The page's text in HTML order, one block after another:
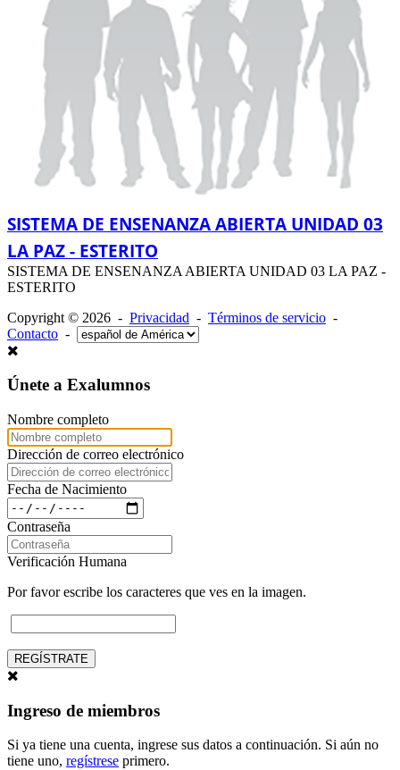
SISTEMA DE ENSENANZA ABIERTA UNIDAD 03
LA PAZ - ESTERITO
SISTEMA DE ENSENANZA ABIERTA UNIDAD 03 LA PAZ -
ESTERITO
Copyright © 2026 - Privacidad - Términos de servicio -
Contacto -
Únete a Exalumnos
Nombre completo
Dirección de correo electrónico
Fecha de Nacimiento
Contraseña
Verificación Humana
Por favor escribe los caracteres que ves en la imagen.
REGÍSTRATE
Ingreso de miembros
Si ya tiene una cuenta, ingrese sus datos a continuación. Si aún no
tiene uno, regístrese primero.